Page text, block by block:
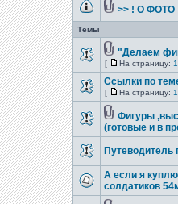
>> ! О ФОТО
Темы
"Делаем
[ На страницу: 1
Ссылки по
[ На страницу: 1
Фигуры
(готовые и в
Путеводитель
А если я куплю
солдатиков